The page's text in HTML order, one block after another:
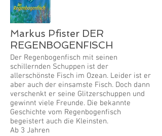
Markus Pfister DER
REGENBOGENFISCH
Der Regenbogenfisch mit seinen
schillernden Schuppen ist der
allerschönste Fisch im Ozean. Leider ist er
aber auch der einsamste Fisch. Doch dann
verschenkt er seine Glitzerschuppen und
gewinnt viele Freunde. Die bekannte
Geschichte vom Regenbogenfisch
begeistert auch die Kleinsten.
Ab 3 Jahren